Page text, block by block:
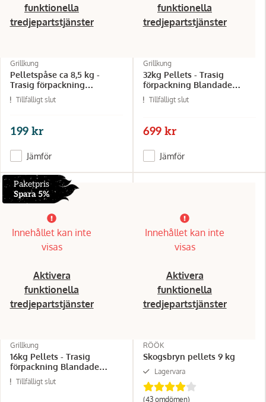
funktionella
tredjepartstjänster
Grillkung
Pelletspåse ca 8,5 kg -
Trasig förpackning
Blandade sorter
Tillfälligt slut
199 kr
Jämför
funktionella
tredjepartstjänster
Grillkung
32kg Pellets - Trasig
förpackning Blandade
sorter
Tillfälligt slut
699 kr
Jämför
Paketpris
Spara 5%
Innehållet kan inte
visas
Aktivera
funktionella
tredjepartstjänster
Grillkung
16kg Pellets - Trasig
förpackning Blandade
sorter
Tillfälligt slut
Innehållet kan inte
visas
Aktivera
funktionella
tredjepartstjänster
RÖÖK
Skogsbryn pellets 9 kg
Lagervara
(43 omdömen)